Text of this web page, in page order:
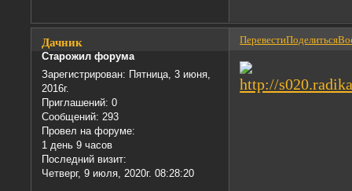
ПеревестиПоделиться
Дачник
Старожил форума
Зарегистрирован: Пятница, 3 июня,
2016г.
Приглашений: 0
Сообщений: 293
Провел на форуме:
1 день 9 часов
Последний визит:
Четверг, 9 июля, 2020г. 08:28:20